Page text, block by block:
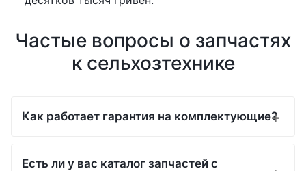
Частые вопросы о запчастях
к сельхозтехнике
Как работает гарантия на комплектующие?
Есть ли у вас каталог запчастей с